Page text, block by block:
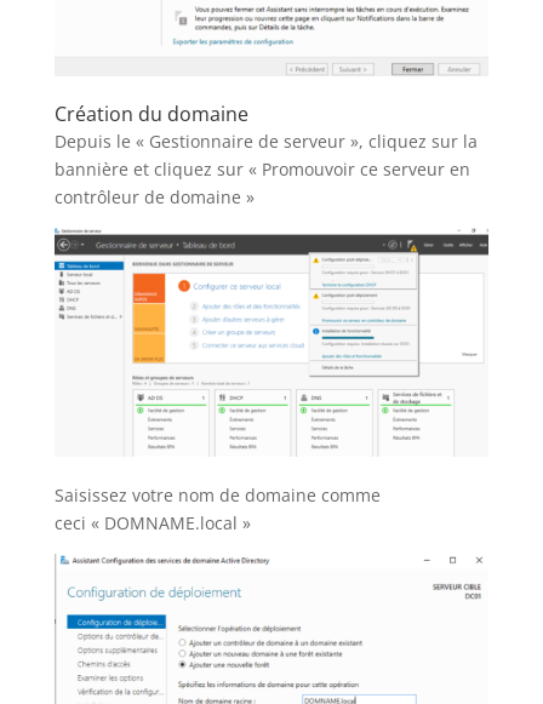
Création du domaine
Depuis le « Gestionnaire de serveur », cliquez sur la
bannière et cliquez sur « Promouvoir ce serveur en
contrôleur de domaine »
Saisissez votre nom de domaine comme
ceci « DOMNAME.local »